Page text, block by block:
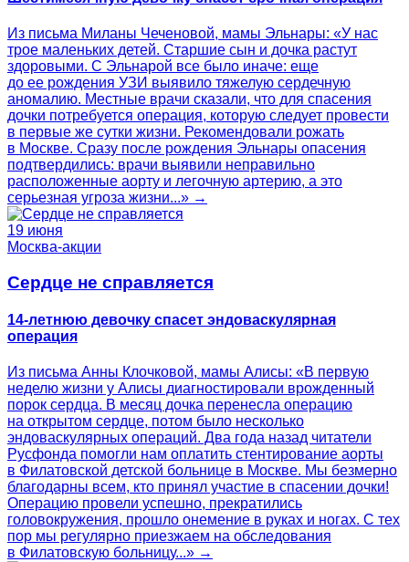
Из письма Миланы Чеченовой, мамы Эльнары: «У нас
трое маленьких детей. Старшие сын и дочка растут
здоровыми. С Эльнарой все было иначе: еще
до ее рождения УЗИ выявило тяжелую сердечную
аномалию. Местные врачи сказали, что для спасения
дочки потребуется операция, которую следует провести
в первые же сутки жизни. Рекомендовали рожать
в Москве. Сразу после рождения Эльнары опасения
подтвердились: врачи выявили неправильно
расположенные аорту и легочную артерию, а это
серьезная угроза жизни...» →
19 июня
Москва-акции
Сердце не справляется
14-летнюю девочку спасет эндоваскулярная
операция
Из письма Анны Клочковой, мамы Алисы: «В первую
неделю жизни у Алисы диагностировали врожденный
порок сердца. В месяц дочка перенесла операцию
на открытом сердце, потом было несколько
эндоваскулярных операций. Два года назад читатели
Русфонда помогли нам оплатить стентирование аорты
в Филатовской детской больнице в Москве. Мы безмерно
благодарны всем, кто принял участие в спасении дочки!
Операцию провели успешно, прекратились
головокружения, прошло онемение в руках и ногах. С тех
пор мы регулярно приезжаем на обследования
в Филатовскую больницу...» →